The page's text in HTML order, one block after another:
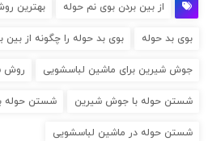
از بین بردن بوی نم حوله بهترین
بوی بد حوله بوی بد حوله را چگونه از بین
جوش شیرین برای ماشین لباسشویی روش
شستن حوله با جوش شیرین شستن حوله
شستن حوله در ماشین لباسشویی